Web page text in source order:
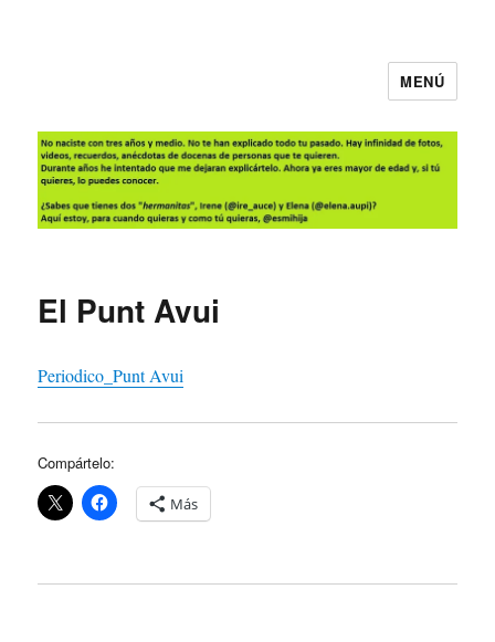
MENÚ
El Punt Avui
Periodico_Punt Avui
Compártelo:
Más